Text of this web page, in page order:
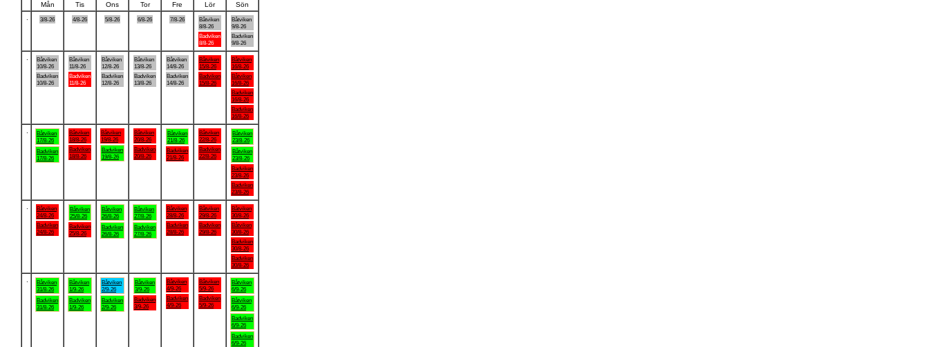
Mån Tis Ons Tor Fre Lör
Sön
3/8-26 4/8-26 5/8-26 6/8-26 7/8-26
Båtviken
8/8-26
Badviken
8/8-26
Båtviken
9/8-26
Badviken
9/8-26
Båtviken
10/8-26
Badviken
10/8-26
Båtviken
11/8-26
Badviken
11/8-26
Båtviken
12/8-26
Badviken
12/8-26
Båtviken
13/8-26
Badviken
13/8-26
Båtviken
14/8-26
Badviken
14/8-26
Båtviken
15/8-26
Badviken
15/8-26
Båtviken
16/8-26
Båtviken
16/8-26
Badviken
16/8-26
Badviken
16/8-26
Båtviken
17/8-26
Badviken
17/8-26
Båtviken
18/8-26
Badviken
18/8-26
Båtviken
19/8-26
Badviken
19/8-26
Båtviken
20/8-26
Badviken
20/8-26
Båtviken
21/8-26
Badviken
21/8-26
Båtviken
22/8-26
Badviken
22/8-26
Båtviken
23/8-26
Båtviken
23/8-26
Badviken
23/8-26
Badviken
23/8-26
Båtviken
24/8-26
Badviken
24/8-26
Båtviken
25/8-26
Badviken
25/8-26
Båtviken
26/8-26
Badviken
26/8-26
Båtviken
27/8-26
Badviken
27/8-26
Båtviken
28/8-26
Badviken
28/8-26
Båtviken
29/8-26
Badviken
29/8-26
Båtviken
30/8-26
Båtviken
30/8-26
Badviken
30/8-26
Badviken
30/8-26
Båtviken
31/8-26
Badviken
31/8-26
Båtviken
1/9-26
Badviken
1/9-26
Båtviken
2/9-26
Badviken
2/9-26
Båtviken
3/9-26
Badviken
3/9-26
Båtviken
4/9-26
Badviken
4/9-26
Båtviken
5/9-26
Badviken
5/9-26
Båtviken
6/9-26
Båtviken
6/9-26
Badviken
6/9-26
Badviken
6/9-26